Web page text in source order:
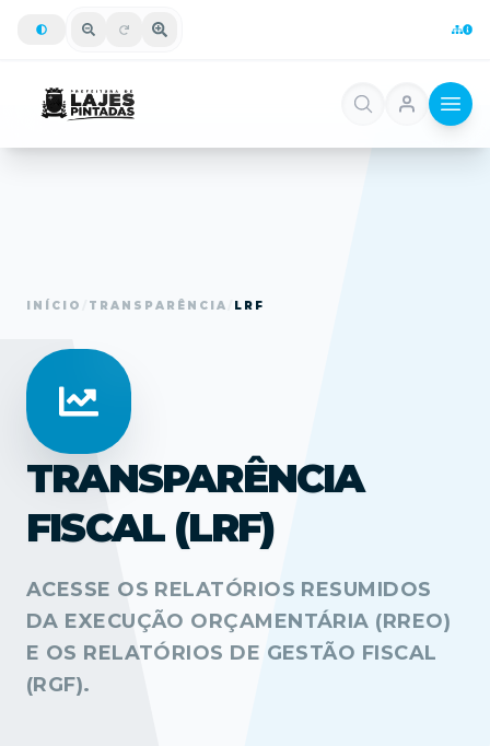
INÍCIO TRANSPARÊNCIA LRF
TRANSPARÊNCIA
FISCAL (LRF)
ACESSE OS RELATÓRIOS RESUMIDOS
DA EXECUÇÃO ORÇAMENTÁRIA (RREO)
E OS RELATÓRIOS DE GESTÃO FISCAL
(RGF).